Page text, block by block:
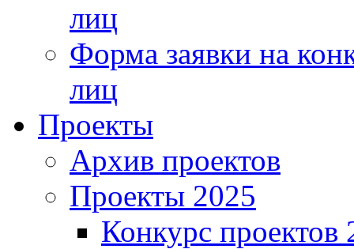
лиц
Форма заявки на
лиц
Проекты
Архив проектов
Проекты 2025
Конкурс проектов